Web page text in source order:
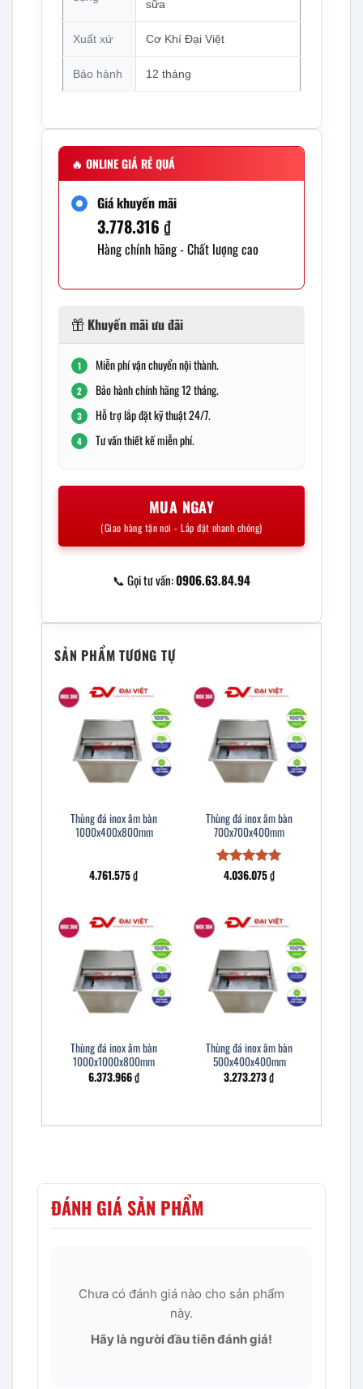
sữa
Xuất xứ Cơ Khí Đại Việt
Bảo hành 12 tháng
🔥 ONLINE GIÁ RẺ QUÁ
Giá khuyến mãi
3.778.316 ₫
Hàng chính hãng - Chất lượng cao
Khuyến mãi ưu đãi
1 Miễn phí vận chuyển nội thành.
2 Bảo hành chính hãng 12 tháng.
3 Hỗ trợ lắp đặt kỹ thuật 24/7.
4 Tư vấn thiết kế miễn phí.
MUA NGAY
(Giao hàng tận nơi - Lắp đặt nhanh chóng)
📞 Gọi tư vấn:0906.63.84.94
SẢN PHẨM TƯƠNG TỰ
Thùng đá inox âm bàn
1000x400x800mm
4.761.575₫
Thùng đá inox âm bàn
700x700x400mm
Được xếp
4.036.075₫
Thùng đá inox âm bàn
1000x1000x800mm
6.373.966₫
Thùng đá inox âm bàn
500x400x400mm
3.273.273₫
ĐÁNH GIÁ SẢN PHẨM
Chưa có đánh giá nào cho sản phẩm
này.
Hãy là người đầu tiên đánh giá!